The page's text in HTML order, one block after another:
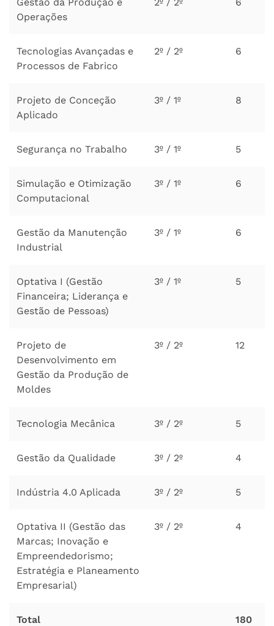
Operações
Tecnologias Avançadas e
Processos de Fabrico
2º / 2º 6
Projeto de Conceção
Aplicado
3º / 1º 8
Segurança no Trabalho 3º / 1º 5
Simulação e Otimização
Computacional
3º / 1º 6
Gestão da Manutenção
Industrial
3º / 1º 6
Optativa I (Gestão
Financeira; Liderança e
Gestão de Pessoas)
3º / 1º 5
Projeto de
Desenvolvimento em
Gestão da Produção de
Moldes
3º / 2º 12
Tecnologia Mecânica 3º / 2º 5
Gestão da Qualidade 3º / 2º 4
Indústria 4.0 Aplicada 3º / 2º 5
Optativa II (Gestão das
Marcas; Inovação e
Empreendedorismo;
Estratégia e Planeamento
Empresarial)
3º / 2º 4
Total 180